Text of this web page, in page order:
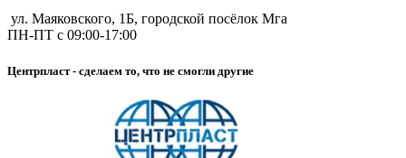
ул. Маяковского, 1Б, городской посёлок Мга
ПН-ПТ с 09:00-17:00
Центрпласт - сделаем то, что не смогли другие